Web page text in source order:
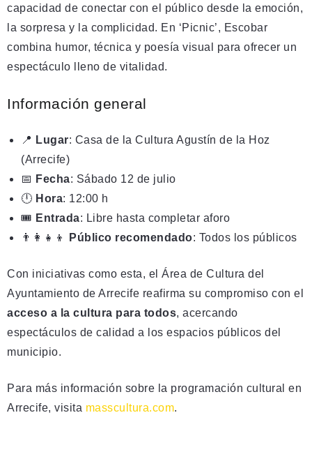
capacidad de conectar con el público desde la emoción,
la sorpresa y la complicidad. En ‘Picnic’, Escobar
combina humor, técnica y poesía visual para ofrecer un
espectáculo lleno de vitalidad.
Información general
📍 Lugar: Casa de la Cultura Agustín de la Hoz
(Arrecife)
📅 Fecha: Sábado 12 de julio
🕛 Hora: 12:00 h
🎟️ Entrada: Libre hasta completar aforo
👨‍👩‍👧‍👦
Público recomendado: Todos los públicos
Con iniciativas como esta, el Área de Cultura del
Ayuntamiento de Arrecife reafirma su compromiso con el
acceso a la cultura para todos, acercando
espectáculos de calidad a los espacios públicos del
municipio.
Para más información sobre la programación cultural en
Arrecife, visita masscultura.com.